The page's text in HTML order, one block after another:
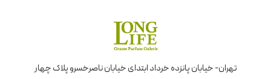
تهران- خیابان پانزده خرداد ابتدای خیابان ناصرخسرو پلاک چهار